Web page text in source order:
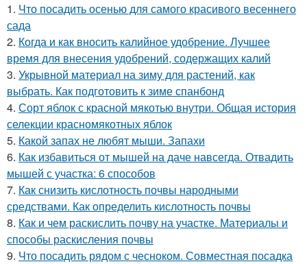
1. Что посадить осенью для самого красивого весеннего
сада
2. Когда и как вносить калийное удобрение. Лучшее
время для внесения удобрений, содержащих калий
3. Укрывной материал на зиму для растений, как
выбрать. Как подготовить к зиме спанбонд
4. Сорт яблок с красной мякотью внутри. Общая история
селекции красномякотных яблок
5. Какой запах не любят мыши. Запахи
6. Как избавиться от мышей на даче навсегда. Отвадить
мышей с участка: 6 способов
7. Как снизить кислотность почвы народными
средствами. Как определить кислотность почвы
8. Как и чем раскислить почву на участке. Материалы и
способы раскисления почвы
9. Что посадить рядом с чесноком. Совместная посадка